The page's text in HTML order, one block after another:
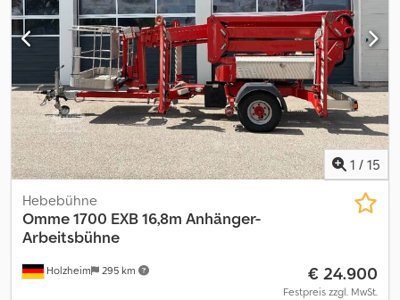
Stahlfelgen black niedrige Bereifung, Chassis Stahl verzinkt
Multiplexboden, DIN Zurroesen, Twistlock System , Automatik
Stützrad..... 😊 Verkauf rund um die Uhr über unseren Onlineshop
auf trailer-shop de Verkauf telefonische Bestellannahme : MO. -
FR 08 bis 12.30 Uhr 14 bis 18.00 UHR oder rund um die Uhr über
unseren trailershop direkt kaufen Inhalt und Bilder unterliegen
dem Urheberrecht - Logos Markenschutz 08/26
VLX20FTCT35003BPSP Dcodpfxozrg Iio Am Eek
1 / 15
Holzheim 295 km
Hebebühne
Omme1700 EXB 16,8m Anhänger-
Arbeitsbühne
€ 24.900
Festpreis zzgl. MwSt.